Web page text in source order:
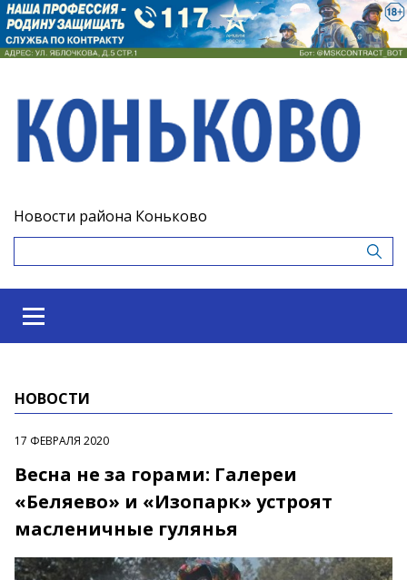
Новости района Коньково
НОВОСТИ
17 ФЕВРАЛЯ 2020
Весна не за горами: Галереи
«Беляево» и «Изопарк» устроят
масленичные гулянья